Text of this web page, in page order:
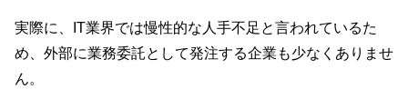
実際に、IT業界では慢性的な人手不足と言われているた
め、外部に業務委託として発注する企業も少なくありませ
ん。